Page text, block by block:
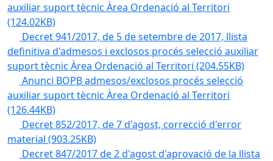
auxiliar suport tècnic Àrea Ordenació al Territori
(124.02KB)
Decret 941/2017, de 5 de setembre de 2017, llista
definitiva d'admesos i exclosos procés selecció auxiliar
suport tècnic Àrea Ordenació al Territori (204.55KB)
Anunci BOPB admesos/exclosos procés selecció
auxiliar suport tècnic Àrea Ordenació al Territori
(126.44KB)
Decret 852/2017, de 7 d'agost, correcció d'error
material (903.25KB)
Decret 847/2017 de 2 d'agost d'aprovació de la llista